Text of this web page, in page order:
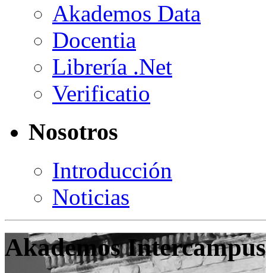
Akademos Data
Docentia
Librería .Net
Verificatio
Nosotros
Introducción
Noticias
Akademos Intercampus